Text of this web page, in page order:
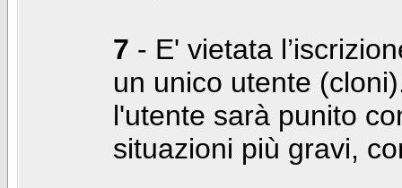
7 - E' vietata
un unico utente
l'utente sarà punito
situazioni più gravi,